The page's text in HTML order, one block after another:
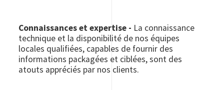
Connaissances et expertise - La connaissance
technique et la disponibilité de nos équipes
locales qualifiées, capables de fournir des
informations packagées et ciblées, sont des
atouts appréciés par nos clients.